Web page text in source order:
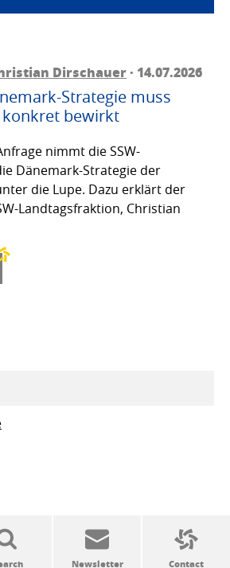
Dirschauer· 14.07.2026
Strategie muss
konkret bewirkt
nimmt die SSW-
Dänemark-Strategie der
die Lupe. Dazu erklärt der
Landtagsfraktion, Christian
to Z